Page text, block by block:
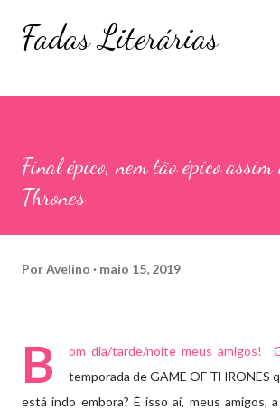
Pular para o conteúdo
Fadas Literárias
Final épico, nem tão épico assim
Thrones
PorAvelino maio 15, 2019
B
om dia/tarde/noite meus amigos!
temporada de GAME OF THRONES
está indo embora? É isso aí, meus amigos,